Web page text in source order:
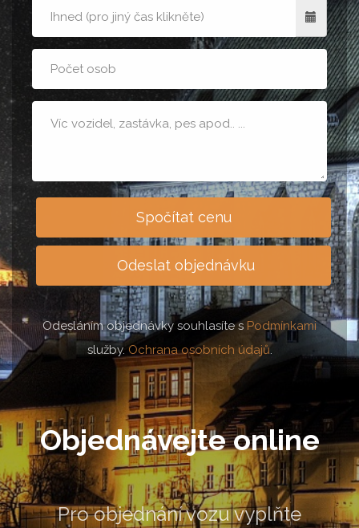
osob
Spočítat cenu
Odeslat objednávku
Odesláním objednávky souhlasíte s Podmínkami
služby.Ochrana osobních údajů.
Objednávejte online
Pro objednání vozu vyplňte